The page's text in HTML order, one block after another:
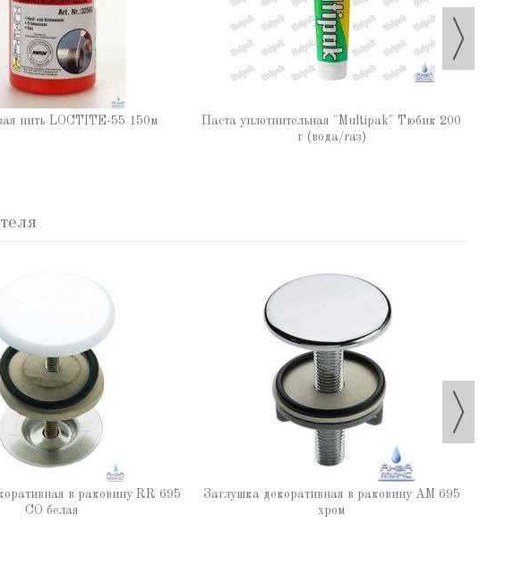
нить LOCTITE-55 150м
Паста уплотнительная "Multipak" Тюбик 200
г (вода/газ)
в раковину RR 695
CO белая
Заглушка декоративная в раковину АМ 695
хром